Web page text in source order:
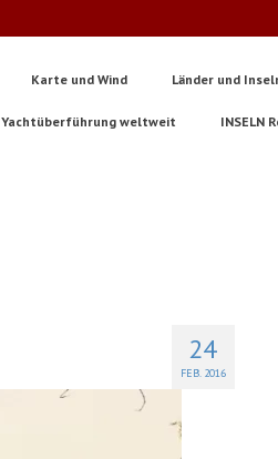
Karte und Wind Länder und
Yachtüberführung weltweit INSELN
24
FEB. 2016